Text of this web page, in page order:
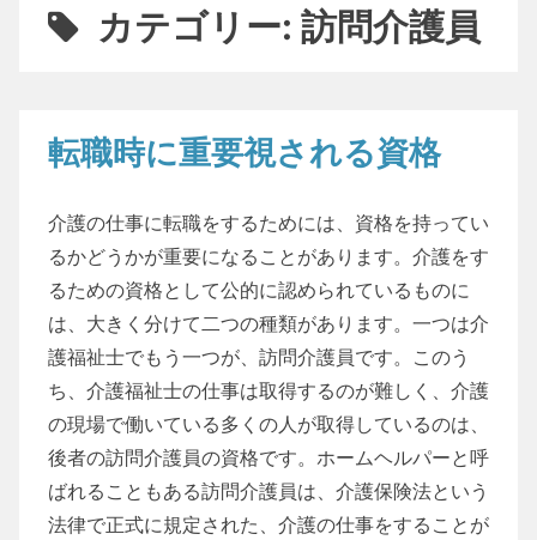
カテゴリー: 訪問介護員
転職時に重要視される資格
介護の仕事に転職をするためには、資格を持ってい
るかどうかが重要になることがあります。介護をす
るための資格として公的に認められているものに
は、大きく分けて二つの種類があります。一つは介
護福祉士でもう一つが、訪問介護員です。このう
ち、介護福祉士の仕事は取得するのが難しく、介護
の現場で働いている多くの人が取得しているのは、
後者の訪問介護員の資格です。ホームヘルパーと呼
ばれることもある訪問介護員は、介護保険法という
法律で正式に規定された、介護の仕事をすることが